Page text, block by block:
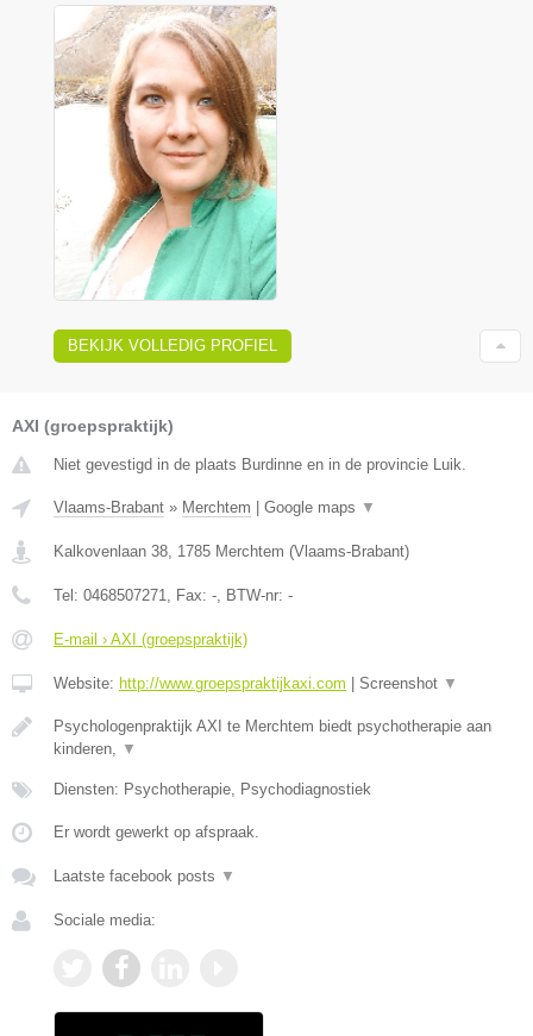
BEKIJK VOLLEDIG PROFIEL
AXI (groepspraktijk)
Niet gevestigd in de plaats Burdinne en in de provincie Luik.
Vlaams-Brabant » Merchtem Google maps ▼
Kalkovenlaan 38 1785 Merchtem (Vlaams-Brabant)
Tel: 0468507271 , Fax: - , BTW-nr: -
E-mail › AXI (groepspraktijk)
Website: http://www.groepspraktijkaxi.com Screenshot ▼
Psychologenpraktijk AXI te Merchtem biedt psychotherapie aan
kinderen,
▼
Diensten: Psychotherapie, Psychodiagnostiek
Er wordt gewerkt op afspraak.
Laatste facebook posts ▼
Sociale media: